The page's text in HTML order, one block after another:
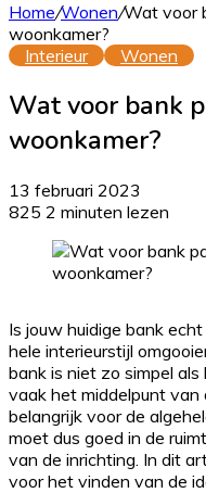
Home/Wonen/Wat voor
woonkamer?
Interieur
Wonen
Wat voor bank
woonkamer?
13 februari 2023
825 2 minuten lezen
Is jouw huidige bank
hele interieurstijl
bank is niet zo simpel
vaak het middelpunt van
belangrijk voor de
moet dus goed in de
van de inrichting. In dit
voor het vinden van de